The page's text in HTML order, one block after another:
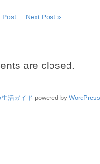
Post Next Post »
are closed.
活ガイド powered by WordPress